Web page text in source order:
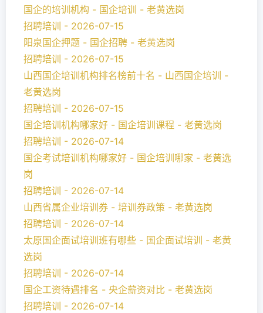
国企的培训机构 - 国企培训 - 老黄选岗
招聘培训 - 2026-07-15
阳泉国企押题 - 国企招聘 - 老黄选岗
招聘培训 - 2026-07-15
山西国企培训机构排名榜前十名 - 山西国企培训 -
老黄选岗
招聘培训 - 2026-07-15
国企培训机构哪家好 - 国企培训课程 - 老黄选岗
招聘培训 - 2026-07-14
国企考试培训机构哪家好 - 国企培训哪家 - 老黄选
岗
招聘培训 - 2026-07-14
山西省属企业培训券 - 培训券政策 - 老黄选岗
招聘培训 - 2026-07-14
太原国企面试培训班有哪些 - 国企面试培训 - 老黄
选岗
招聘培训 - 2026-07-14
国企工资待遇排名 - 央企薪资对比 - 老黄选岗
招聘培训 - 2026-07-14